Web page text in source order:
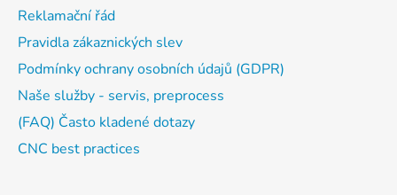
Reklamační řád
Pravidla zákaznických slev
Podmínky ochrany osobních údajů (GDPR)
Naše služby - servis, preprocess
(FAQ) Často kladené dotazy
CNC best practices